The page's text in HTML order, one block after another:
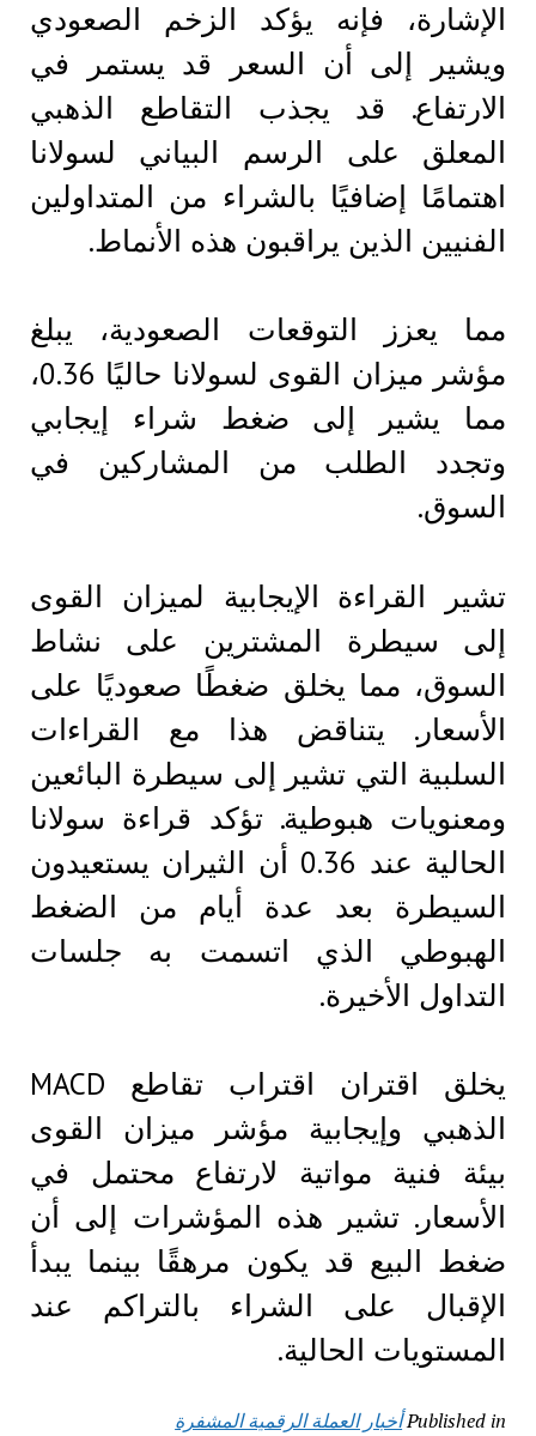
الإشارة، فإنه يؤكد الزخم الصعودي
ويشير إلى أن السعر قد يستمر في
الارتفاع. قد يجذب التقاطع الذهبي
المعلق على الرسم البياني لسولانا
اهتمامًا إضافيًا بالشراء من المتداولين
الفنيين الذين يراقبون هذه الأنماط.
مما يعزز التوقعات الصعودية، يبلغ
مؤشر ميزان القوى لسولانا حاليًا 0.36،
مما يشير إلى ضغط شراء إيجابي
وتجدد الطلب من المشاركين في
السوق.
تشير القراءة الإيجابية لميزان القوى
إلى سيطرة المشترين على نشاط
السوق، مما يخلق ضغطًا صعوديًا على
الأسعار. يتناقض هذا مع القراءات
السلبية التي تشير إلى سيطرة البائعين
ومعنويات هبوطية. تؤكد قراءة سولانا
الحالية عند 0.36 أن الثيران يستعيدون
السيطرة بعد عدة أيام من الضغط
الهبوطي الذي اتسمت به جلسات
التداول الأخيرة.
يخلق اقتران اقتراب تقاطع MACD
الذهبي وإيجابية مؤشر ميزان القوى
بيئة فنية مواتية لارتفاع محتمل في
الأسعار. تشير هذه المؤشرات إلى أن
ضغط البيع قد يكون مرهقًا بينما يبدأ
الإقبال على الشراء بالتراكم عند
المستويات الحالية.
Published inأخبار العملة الرقمية المشفرة